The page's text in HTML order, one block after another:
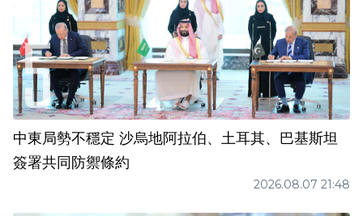
中東局勢不穩定 沙烏地阿拉伯、土耳其、巴基斯坦
簽署共同防禦條約
2026.08.07 21:48